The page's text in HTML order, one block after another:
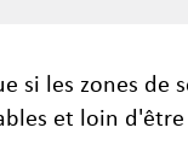
si les zones de
et loin